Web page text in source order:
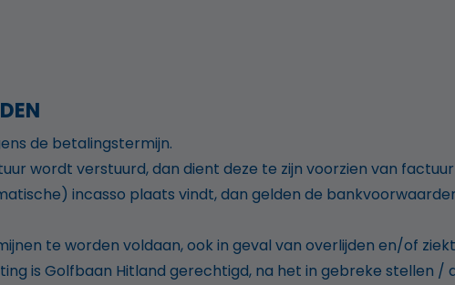
de betalingstermijn.
wordt verstuurd, dan dient deze te zijn voorzien van
incasso plaats vindt, dan gelden de
te worden voldaan, ook in geval van overlijden en/of
is Golfbaan Hitland gerechtigd, na het in gebreke stellen /